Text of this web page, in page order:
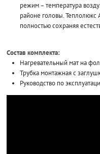
режим – температура
районе головы.
полностью сохраняя
Состав комплекта:
Нагревательный мат на
Трубка монтажная с
Руководство по